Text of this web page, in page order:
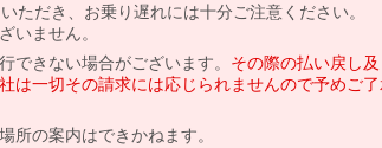
ただき、お乗り遅れには十分ご注意ください。
いません。
できない場合がございます。 その際の払い戻し及
は一切その請求には応じられませんので予めご
所の案内はできかねます。